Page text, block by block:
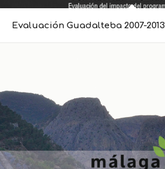
Evaluación Guadalteba 2007-2013